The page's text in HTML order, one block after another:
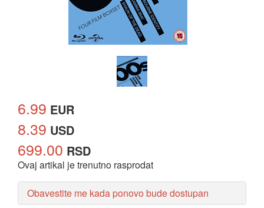
6.99 EUR
8.39 USD
699.00 RSD
Ovaj artikal je trenutno rasprodat
Obavestite me kada ponovo bude dostupan